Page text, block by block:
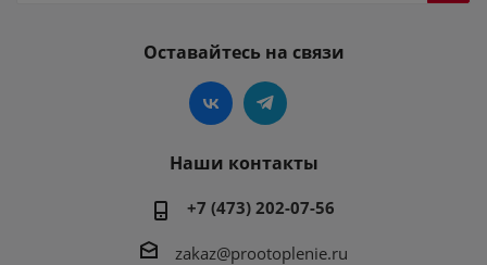
Оставайтесь на связи
Наши контакты
+7 (473) 202-07-56
zakaz@prootoplenie.ru